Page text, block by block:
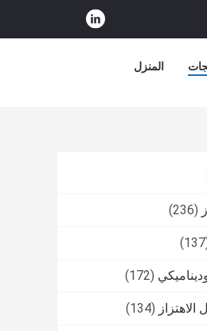
المنزل
(236)
(172)
(134)